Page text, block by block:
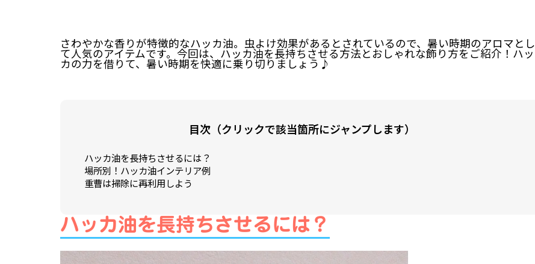
さわやかな香りが特徴的なハッカ油。虫よけ効果があるとされているので、暑い時期のアロマとし
て人気のアイテムです。今回は、ハッカ油を長持ちさせる方法とおしゃれな飾り方をご紹介！ハッ
カの力を借りて、暑い時期を快適に乗り切りましょう♪
目次（クリックで該当箇所にジャンプします）
ハッカ油を長持ちさせるには？
場所別！ハッカ油インテリア例
重曹は掃除に再利用しよう
ハッカ油を長持ちさせるには？